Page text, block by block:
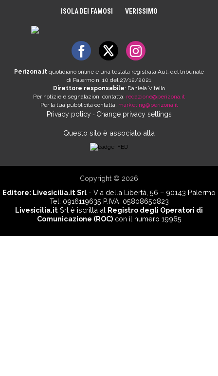
ISOLA DEI FAMOSI VERISSIMO
Perizona.it quotidiano online è una testata registrata Aut. del tribunale
di Palermo n. 10 del 27/12/2021
Direttore responsabile: Daniela Vitello
Per notizie e segnalazioni contatta: redazione@perizona.it
Per la tua pubblicità contatta: marketing@perizona.it
Privacy policy- Change privacy settings
Questo sito è associato alla
Copyright © 2026
Editore: Livesicilia.it Srl - Via della Libertà, 56 – 90143 Palermo
Tel: 0916119635 P.IVA: 05808650823
Livesicilia.it Srl è iscritta al Registro degli Operatori di
Comunicazione (ROC)con il numero 19965